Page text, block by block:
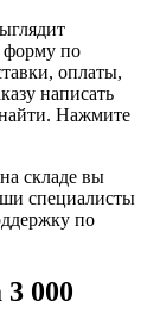
форму по
оплаты,
написать
Нажмите
складе вы
специалисты
по
000